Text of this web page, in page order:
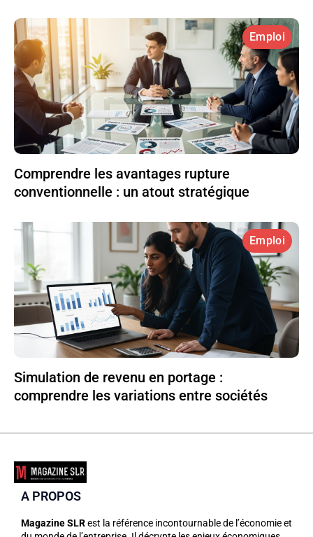
Emploi
Comprendre les avantages rupture
conventionnelle : un atout stratégique
Emploi
Simulation de revenu en portage :
comprendre les variations entre sociétés
A PROPOS
Magazine SLRest la référence incontournable de l’économie et